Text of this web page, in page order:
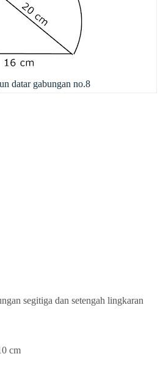
datar gabungan no.8
segitiga dan setengah lingkaran
cm